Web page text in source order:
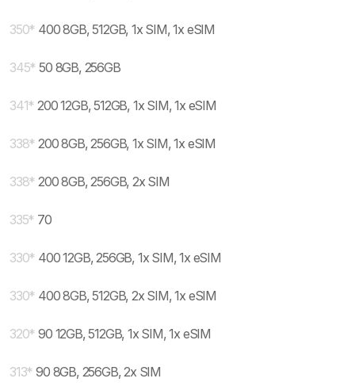
350* 400 8GB, 512GB, 1x SIM, 1x eSIM
345* 50 8GB, 256GB
341* 200 12GB, 512GB, 1x SIM, 1x eSIM
338* 200 8GB, 256GB, 1x SIM, 1x eSIM
338* 200 8GB, 256GB, 2x SIM
335* 70
330* 400 12GB, 256GB, 1x SIM, 1x eSIM
330* 400 8GB, 512GB, 2x SIM, 1x eSIM
320* 90 12GB, 512GB, 1x SIM, 1x eSIM
313* 90 8GB, 256GB, 2x SIM